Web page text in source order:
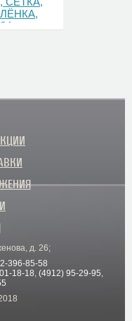
д. 26;
396-85-58
18-18, (4912) 95-29-95,